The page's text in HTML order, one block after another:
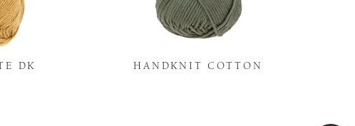
DK HANDKNIT COTTON